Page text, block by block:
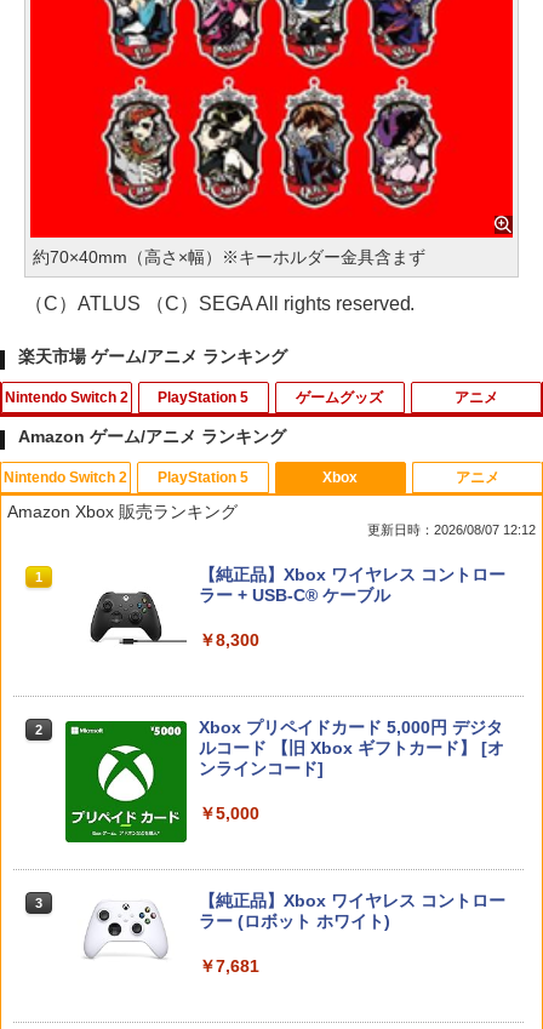
約70×40mm（高さ×幅）※キーホルダー金具含まず
（C）ATLUS （C）SEGA All rights reserved.
楽天市場 ゲーム/アニメ ランキング
Nintendo Switch 2
1
【特典】白き鋼鉄のX 1+2 デュアルコレ
クション Nintendo Switch 2 Edition
Switch2版(【初回外付特典】A4クリア
￥5,668
￥5,676
￥6,199
PlayStation 5
1
【中古】コンストラクション シミュレー
ター ゴールドエディションソフト:プレ
イステーション5ソフト／シミュレーシ
￥3,327
￥3,840
￥4,011
ゲームグッズ
1
【即日出荷】ゲーム用アナログスティッ
クカバー すやすや コリラックマ アロー
￥972
用可
￥3,500
￥3,596
アニメ
1
【中古】【Blu−ray】監獄学園 第1巻
初回生産限定版 三方背ケース・かる
た・ブックレット付 / 水島努【監督】
￥540
￥1,694
￥7,986
Amazon ゲーム/アニメ ランキング
Nintendo Switch 2
1
スプラトゥーン レイダース|オンライン
コード版
￥5,832
スプラトゥーン レイダース -Switch2
3 Nintendo Switch 2(日本語・国内専用)
￥55,871
PlayStation 5
1
PlayStation 5 デジタル・エディション
日本語専用 Console Language: Japan
Beast of Reincarnation -PS5 【特典】
プロダクトコード 封入
￥7,286
【純正品】ディスクドライブ(CFI-ZDD1
Xbox
Amazon Xbox 販売ランキング
更新日時：2026/08/07 12:12
1
【純正品】Xbox ワイヤレス コントロー
ラー + USB-C® ケーブル
￥8,300
2
Xbox プリペイドカード 5,000円 デジタ
ルコード 【旧 Xbox ギフトカード】 [オ
ンラインコード]
￥5,000
3
【純正品】Xbox ワイヤレス コントロー
ラー (ロボット ホワイト)
￥7,681
アニメ